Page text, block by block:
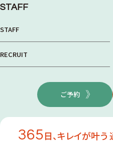
STAFF
STAFF
RECRUIT
ご予約
365日、キレイが叶う